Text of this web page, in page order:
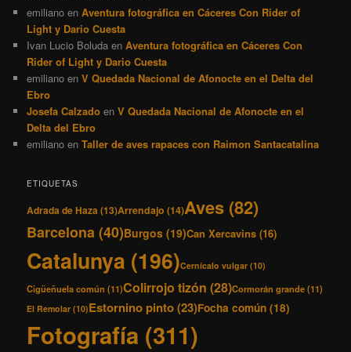
emiliano enAventura fotográfica en Cáceres Con Rider of
Light y Dario Cuesta
Ivan Lucio Boluda enAventura fotográfica en Cáceres Con
Rider of Light y Dario Cuesta
emiliano enV Quedada Nacional de Afonocte en el Delta del
Ebro
Josefa Calzado enV Quedada Nacional de Afonocte en el
Delta del Ebro
emiliano enTaller de aves rapaces con Raimon Santacatalina
ETIQUETAS
Adrada de Haza (13)Arrendajo (14)Aves (82)
Barcelona(40)Burgos (19)Can Xercavins (16)
Catalunya (196)Cernícalo vulgar (10)
Cigüeñuela común (11)Colirrojo tizón (28)Cormorán grande(11)
El Remolar (10)Estornino pinto(23)Focha común (18)
Fotografía (311)